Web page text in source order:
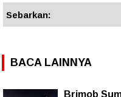
Sebarkan:
BACA LAINNYA
Brimob